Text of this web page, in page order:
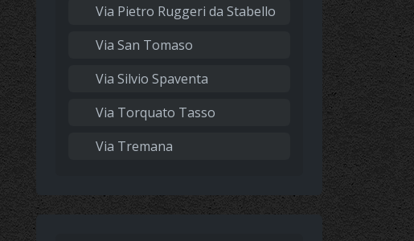
Via Pietro Ruggeri da Stabello
Via San Tomaso
Via Silvio Spaventa
Via Torquato Tasso
Via Tremana